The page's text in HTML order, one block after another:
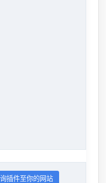
插件至你的网站